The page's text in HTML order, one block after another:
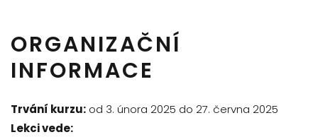
ORGANIZAČNÍ
INFORMACE
Trvání kurzu: od 3. února 2025 do 27. června 2025
Lekci vede: